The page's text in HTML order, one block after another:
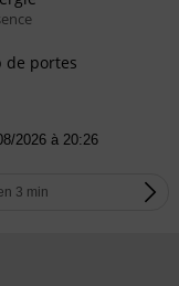
de portes
2026 à 20:26
3 min